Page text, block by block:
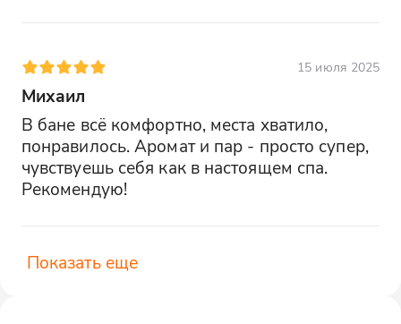
15 июля 2025
Михаил
В бане всё комфортно, места хватило,
понравилось. Аромат и пар - просто супер,
чувствуешь себя как в настоящем спа.
Рекомендую!
Показать еще